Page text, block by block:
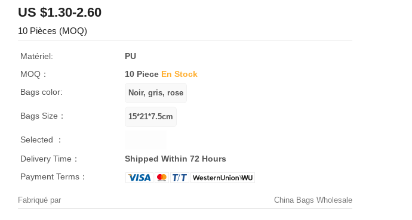
US $1.30-2.60
10 Pièces (MOQ)
Matériel:
PU
MOQ：
10 Piece En Stock
Bags color:
Bags Size：
Selected ：
Delivery Time：
Shipped Within 72 Hours
Payment Terms：
Fabriqué par China Bags Wholesale